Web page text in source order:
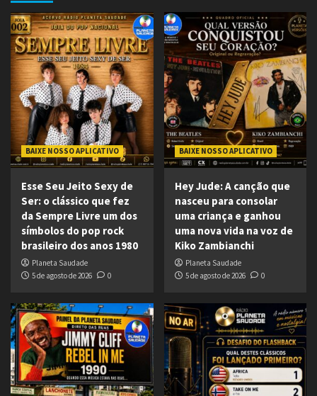
BAIXE NOSSO APLICATIVO
Esse Seu Jeito Sexy de
Ser: o clássico que fez
da Sempre Livre um dos
símbolos do pop rock
brasileiro dos anos 1980
Planeta Saudade
5 de agosto de 2026
0
BAIXE NOSSO APLICATIVO
Hey Jude: A canção que
nasceu para consolar
uma criança e ganhou
uma nova vida na voz de
Kiko Zambianchi
Planeta Saudade
5 de agosto de 2026
0